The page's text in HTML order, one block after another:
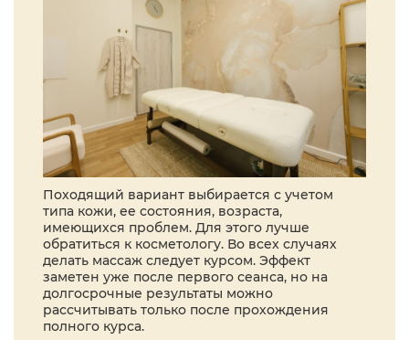
Походящий вариант выбирается с учетом
типа кожи, ее состояния, возраста,
имеющихся проблем. Для этого лучше
обратиться к косметологу. Во всех случаях
делать массаж следует курсом. Эффект
заметен уже после первого сеанса, но на
долгосрочные результаты можно
рассчитывать только после прохождения
полного курса.